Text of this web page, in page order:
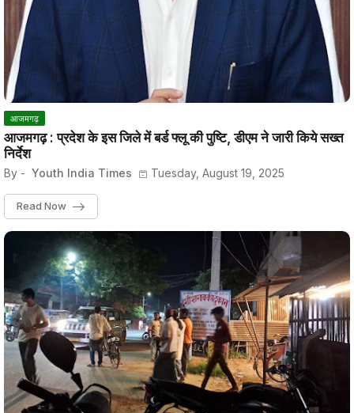
आजमगढ़
आजमगढ़ : प्रदेश के इस जिले में बर्ड फ्लू की पुष्टि, डीएम ने जारी किये सख्त
निर्देश
By - Youth India Times Tuesday, August 19, 2025
Read Now